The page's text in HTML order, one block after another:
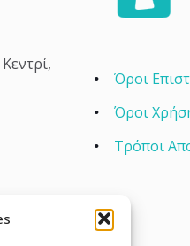
Όροι
Όροι
Τρόποι